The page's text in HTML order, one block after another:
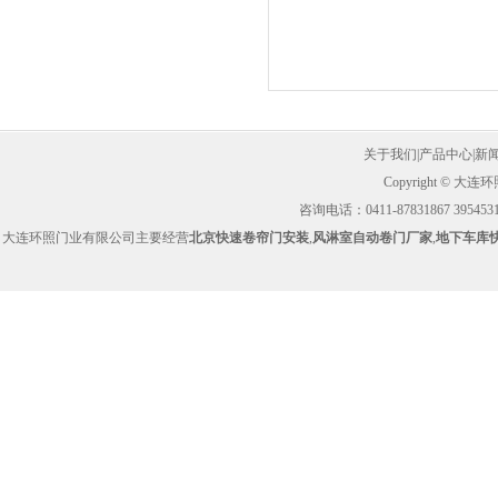
关于我们 产品中心| 新
Copyright © 大连
咨询电话：0411-87831867
大连环照门业有限公司主要经营北京快速卷帘门安装,风淋室自动卷门厂家,地下车库